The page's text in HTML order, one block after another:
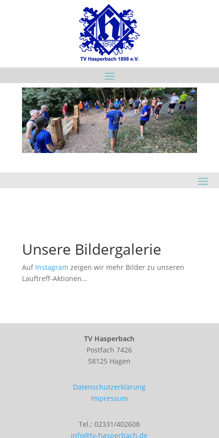
Unsere Bildergalerie
Auf Instagram zeigen wir mehr Bilder zu unseren
Lauftreff-Aktionen…
TV Hasperbach
Postfach 7426
58125 Hagen
Datenschutzerklärung
Impressum
Tel.: 02331/402608
info@tv-hasperbach.de